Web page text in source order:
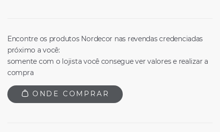
Encontre os produtos Nordecor nas revendas credenciadas
próximo a você:
somente com o lojista você consegue ver valores e realizar a
compra
ONDE COMPRAR